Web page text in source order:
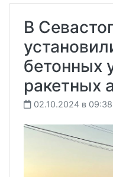
В
бетонных
ракетных
02.10.2024 в 09:38